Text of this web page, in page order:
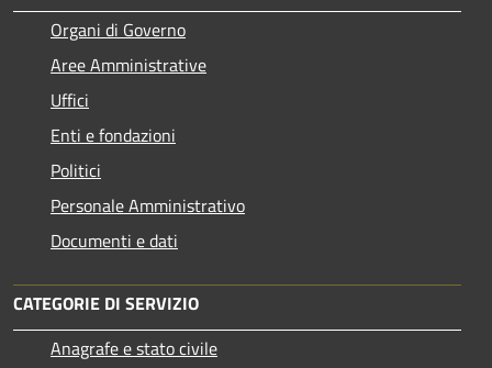
Organi di Governo
Aree Amministrative
Uffici
Enti e fondazioni
Politici
Personale Amministrativo
Documenti e dati
CATEGORIE DI SERVIZIO
Anagrafe e stato civile